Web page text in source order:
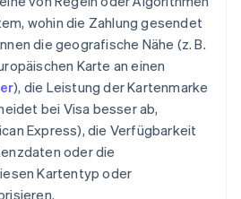
wohin die Zahlung gesendet
die geografische Nähe (z. B.
Karte an einen
), die Leistung der Kartenmarke
bei Visa besser ab,
Express), die Verfügbarkeit
oder die
Kartentyp oder